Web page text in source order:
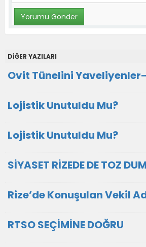
DİĞER YAZILARI
Ovit Tünelini Yaveliyenler-
Lojistik Unutuldu Mu?
Lojistik Unutuldu Mu?
SİYASET RİZEDE DE TOZ
Rize’de Konuşulan Vekil
RTSO SEÇİMİNE DOĞRU